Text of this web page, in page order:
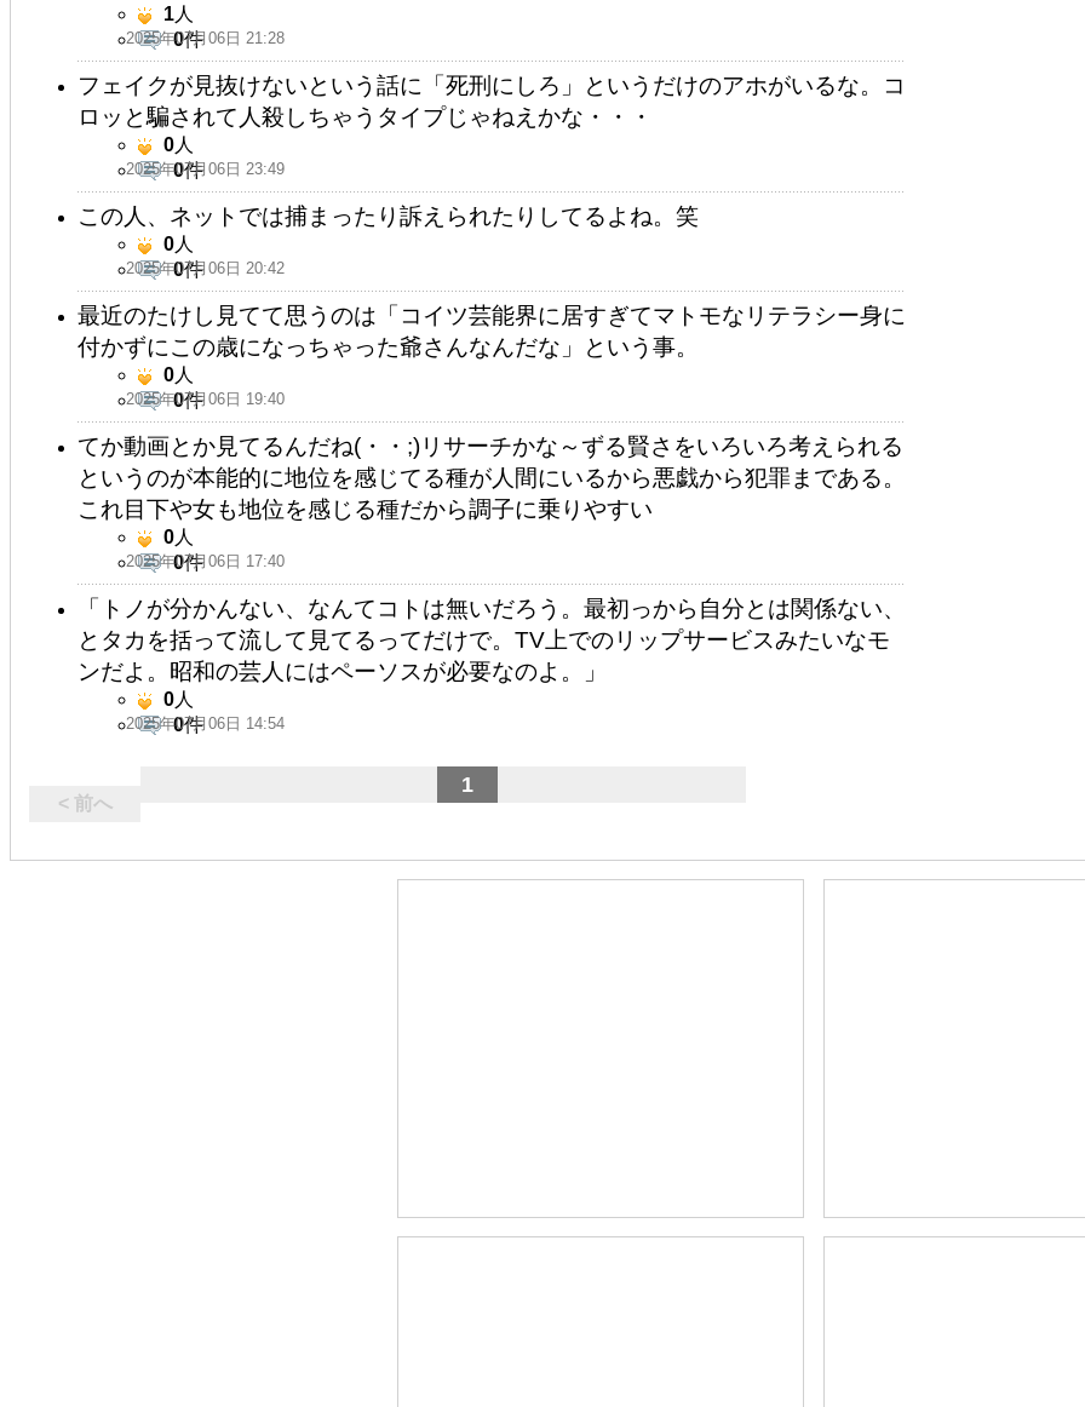
2025年07月06日 21:28
1人
0件
フェイクが見抜けないという話に「死刑にしろ」というだけのアホがいるな。コ
ロッと騙されて人殺しちゃうタイプじゃねえかな・・・
2025年07月06日 23:49
0人
0件
この人、ネットでは捕まったり訴えられたりしてるよね。笑
2025年07月06日 20:42
0人
0件
最近のたけし見てて思うのは「コイツ芸能界に居すぎてマトモなリテラシー身に
付かずにこの歳になっちゃった爺さんなんだな」という事。
2025年07月06日 19:40
0人
0件
てか動画とか見てるんだね(・・;)リサーチかな～ずる賢さをいろいろ考えられる
というのが本能的に地位を感じてる種が人間にいるから悪戯から犯罪まである。
これ目下や女も地位を感じる種だから調子に乗りやすい
2025年07月06日 17:40
0人
0件
「トノが分かんない、なんてコトは無いだろう。最初っから自分とは関係ない、
とタカを括って流して見てるってだけで。TV上でのリップサービスみたいなモ
ンだよ。昭和の芸人にはペーソスが必要なのよ。」
2025年07月06日 14:54
0人
0件
< 前へ
1